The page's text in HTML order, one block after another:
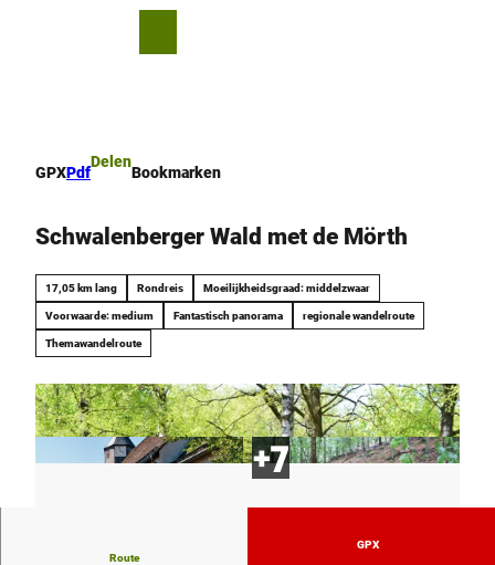
GPXPdf
Delen
Bookmarken
Schwalenberger Wald met de Mörth
17,05 km lang Rondreis Moeilijkheidsgraad: middelzwaar
Voorwaarde: medium Fantastisch panorama regionale wandelroute
Themawandelroute
Route
GPX